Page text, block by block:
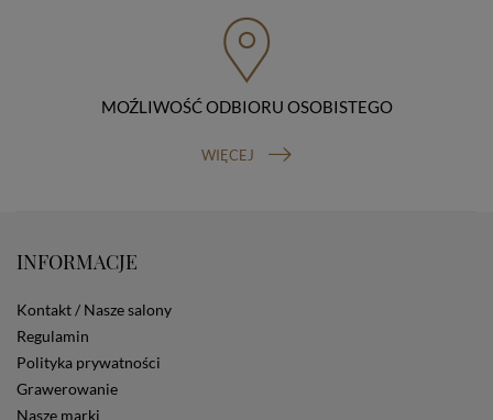
organu nadzorczego (Prezesa Urzędu Ochrony Danych
Osobowych, ul. Stawki 2, 00-193 Warszawa) oraz
prawo do cofnięcia zgody na przetwarzanie danych
osobowych (masz prawo cofnięcia zgody na
przetwarzanie danych w dowolnym momencie;
przetwarzania, którego dokonano na podstawie Twojej
zgody przed jej cofnięciem). W celu wykonania swoich
nie podasz danych, nie będziesz mógł przeglądać
zawartości naszej strony
Zautomatyzowane podejmowanie decyzji
Na stronie Sklepu są wykorzystywane pliki cookies.
Stosowane są one w celach zapewnienia maksymalnej
wygody wszystkich użytkowników (w tym Kupujących)
przy korzystaniu ze Sklepu (zapamiętywanie
preferencji i ustawień na stronie, zbieranie
MOŹLIWOŚĆ ODBIORU OSOBISTEGO
WIĘCEJ
INFORMACJE
Kontakt / Nasze salony
Regulamin
Polityka prywatności
Grawerowanie
Nasze marki